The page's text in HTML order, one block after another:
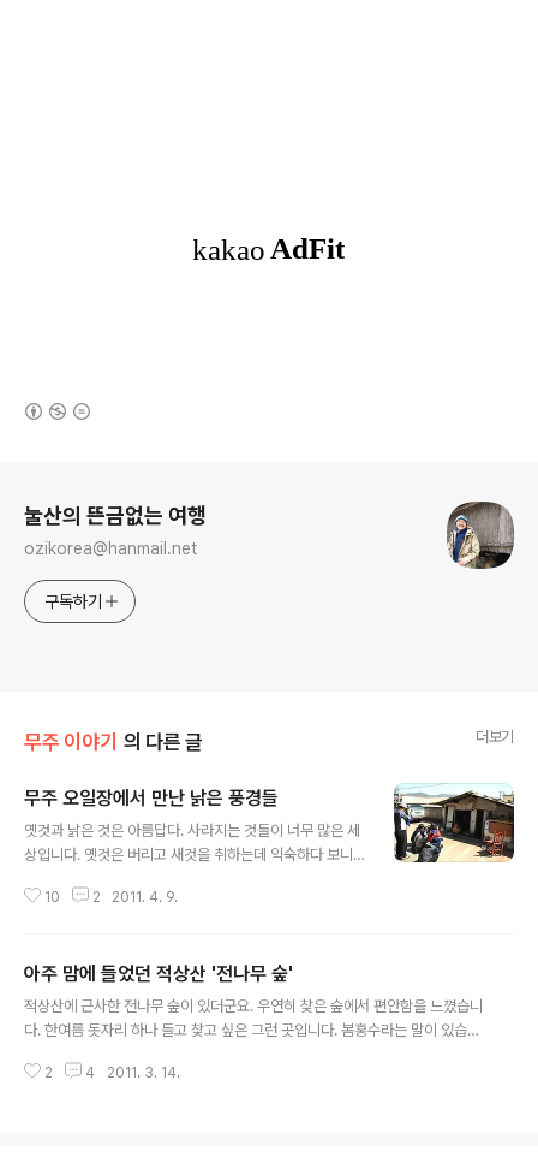
눌산의 뜬금없는 여행
ozikorea@hanmail.net
구독하기
무주 이야기 의 다른 글 더보기
무주 오일장에서 만난 낡은 풍경들
옛것과 낡은 것은 아름답다. 사라지는 것들이 너무 많은 세
상입니다. 옛것은 버리고 새것을 취하는데 익숙하다 보니
고 낡은 건물을 부수는 일이 익숙해져버린 것이지요. 진정
를 새삼 느낄 수 있는 풍경들이죠. 무주 장터에 가면 낡은
건물 한 채가 있습니다. 대부분의 상가가 현대식으로 쌈빡
하게 단장을 했지만, 여전히 옛 모습 그대로입니다. '우리
새로 지어주겠다는 제안도 거부하고, 언제나 그자리를 지
10 2 2011. 4. 9.
아주 맘에 들었던 적상산 '전나무 숲'
적상산에 근사한 전나무 숲이 있더군요. 우연히 찾은 숲에서 편안함을 느꼈습니
다. 한여름 돗자리 하나 들고 찾고 싶은 그런 곳입니다. 봄홍수라는 말이 있습니
니고 눈 녹은 물이 홍수 난 것 처럼 흐른다는 말입니다. 요즘 그렇습니다. 산아래
2 4 2011. 3. 14.